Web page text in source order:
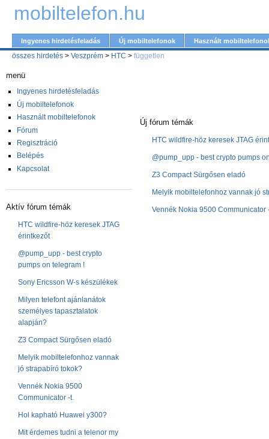
mobiltelefon.hu
Ingyenes hirdetésfeladás Új mobiltelefonok Használt
összes hirdetés > Veszprém > HTC > független
menü
Ingyenes hirdetésfeladás
Új mobiltelefonok
Használt mobiltelefonok
Fórum
Regisztráció
Belépés
Kapcsolat
Aktív fórum témák
HTC wildfire-höz keresek JTAG
érintkezőt
@pump_upp - best crypto
pumps on telegram !
Sony Ericsson W-s készülékek
Milyen telefont ajánlanátok
személyes tapasztalatok
alapján?
Z3 Compact Sürgősen eladó
Melyik mobiltelefonhoz vannak
jó strapabíró tokok?
Vennék Nokia 9500
Communicator -t.
Hol kapható Huawei y300?
Mit érdemes tudni a telenor my
Új fórum témák
HTC wildfire-höz keresek JTAG
@pump_upp - best crypto pumps
Z3 Compact Sürgősen eladó
Melyik mobiltelefonhoz vannak jó
Vennék Nokia 9500 Communicator